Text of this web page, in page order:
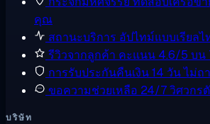
คุณ
สถานะบริการ อัปไทม์แบบเรียลไ
รีวิวจากลูกค้า คะแนน 4.6/5 บน
การรับประกันคืนเงิน14 วัน ไม่ถ
ขอความช่วยเหลือ 24/7 วิศวกร
บริษัท